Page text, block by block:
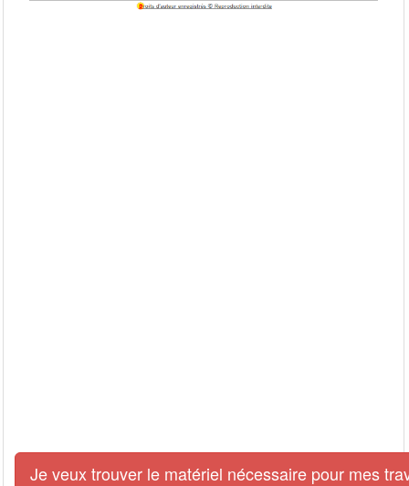
Je veux trouver le matériel nécessaire pour mes